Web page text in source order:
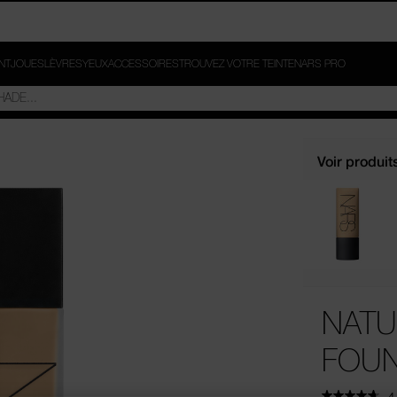
JOUESLÈVRESYEUXACCESSOIRESTROUVEZ VOTRE TEINTENARS PRO
Voir